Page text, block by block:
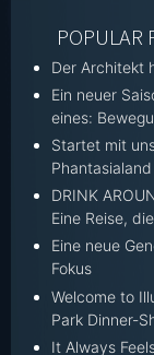
POPULAR
Der Architekt
Ein neuer
eines:
Startet mit
Phantasialand
DRINK
Eine Reise,
Eine neue
Fokus
Welcome to
Park Dinner-
It Always